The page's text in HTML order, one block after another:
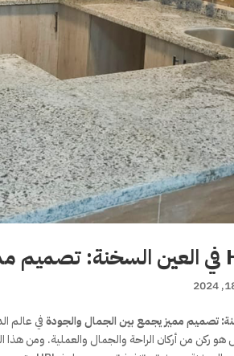
في عالم
ركن من أركان الراحة والجمال والعملية. ومن